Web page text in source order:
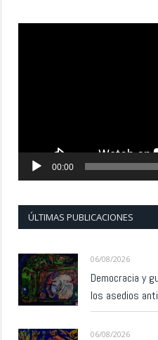
00:00
ÚLTIMAS PUBLICACIONES
06/08/2026
Democracia y
los asedios
06/08/2026